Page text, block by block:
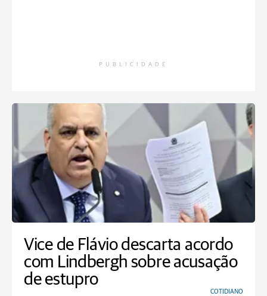
PUBLICIDADE
Vice de Flávio descarta acordo
com Lindbergh sobre acusação
de estupro
COTIDIANO